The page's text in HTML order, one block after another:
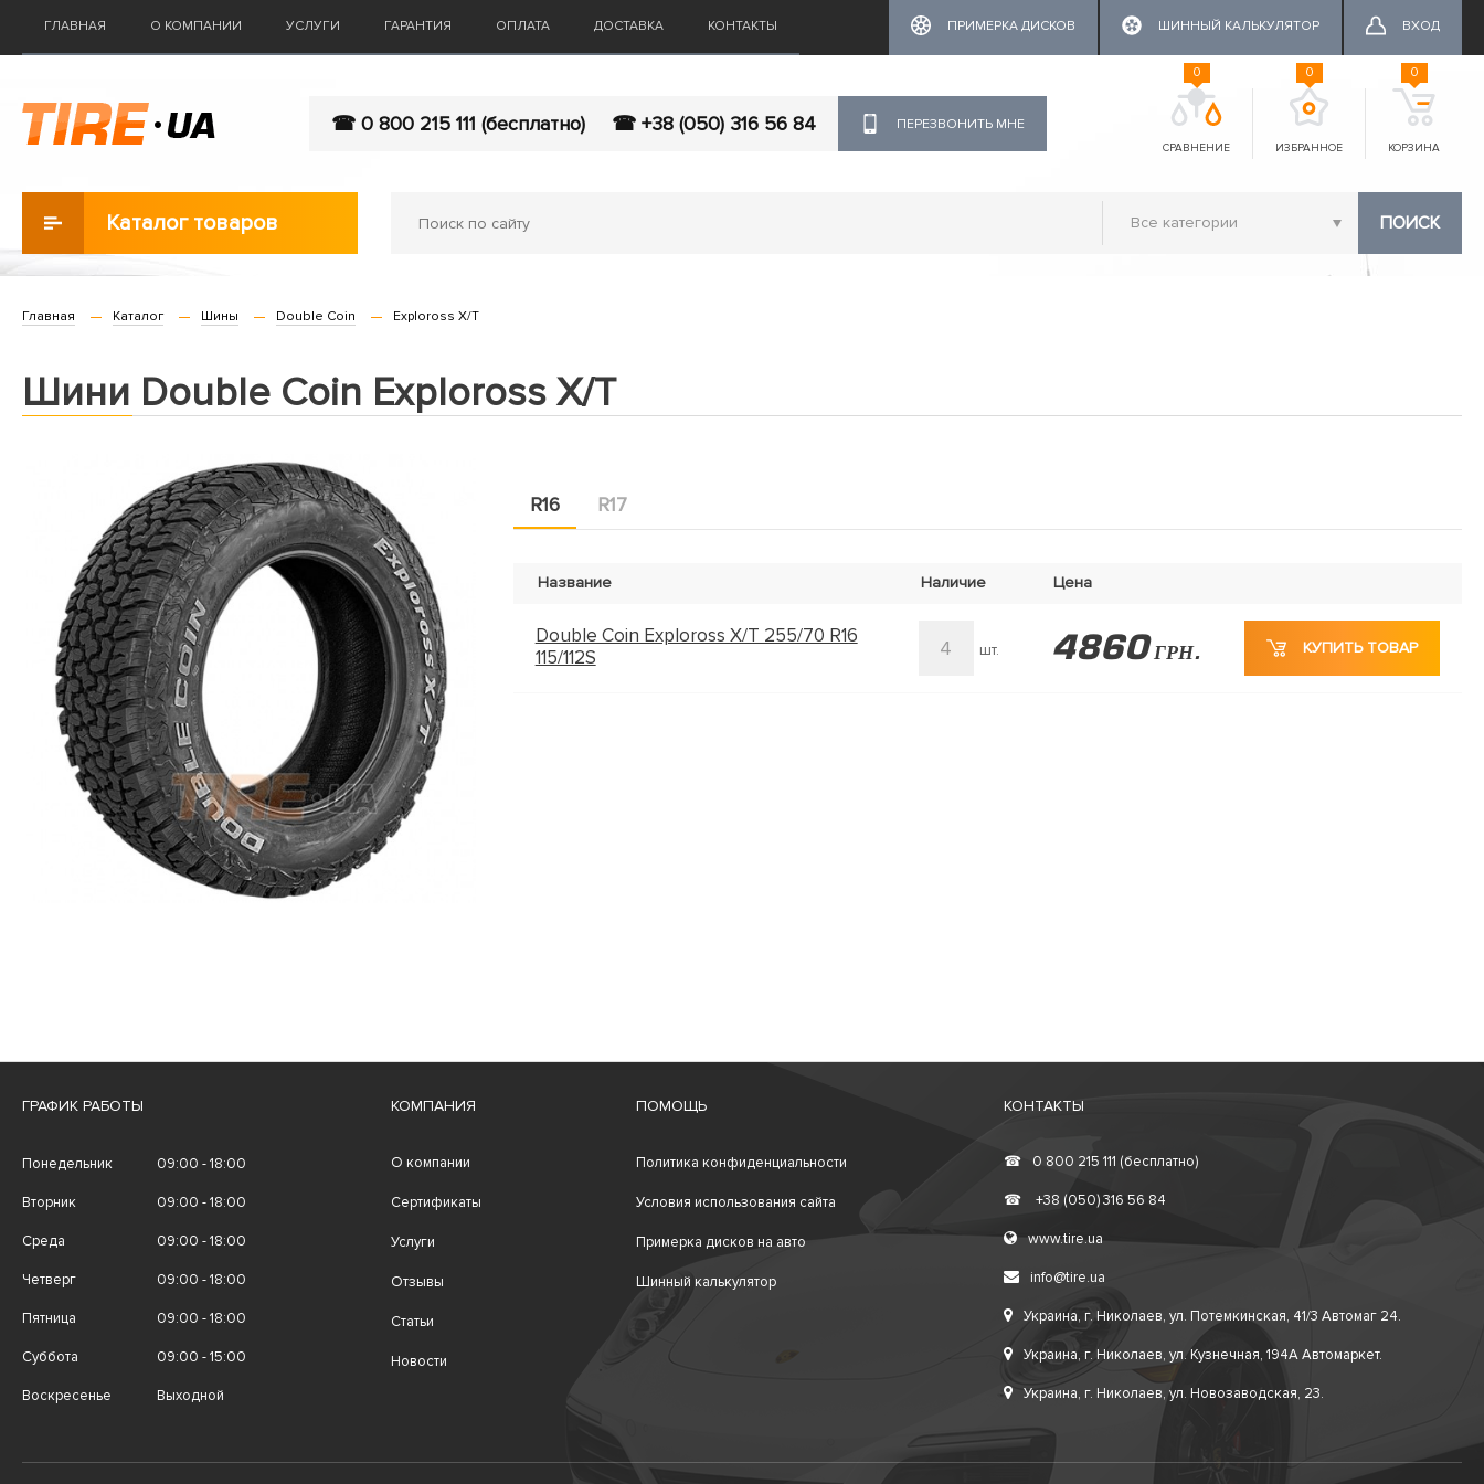
ГЛАВНАЯ О КОМПАНИИ УСЛУГИ ГАРАНТИЯ ОПЛАТА ДОСТАВКА КОНТАКТЫ ПРИМЕРКА ДИСКОВ ШИННЫЙ КАЛЬКУЛЯТОР ВХОД
☎ 0 800 215 111 (бесплатно) ☎ +38 (050) 316 56 84 ПЕРЕЗВОНИТЬ МНЕ
СРАВНЕНИЕ
0
ИЗБРАННОЕ
0
КОРЗИНА
0
Каталог товаров ПОИСК
Главная Каталог Шины Double Coin Exploross X/T
Шини Double Coin Exploross X/T
R16 R17
Название Наличие Цена
Double Coin Exploross X/T 255/70 R16
115/112S
4 шт. 4860 ГРН. КУПИТЬ ТОВАР
ГРАФИК РАБОТЫ
Понедельник 09:00 - 18:00
Вторник 09:00 - 18:00
Среда 09:00 - 18:00
Четверг 09:00 - 18:00
Пятница 09:00 - 18:00
Суббота 09:00 - 15:00
Воскресенье Выходной
КОМПАНИЯ
О компании
Сертификаты
Услуги
Отзывы
Статьи
Новости
ПОМОЩЬ
Политика конфиденциальности
Условия использования сайта
Примерка дисков на авто
Шинный калькулятор
КОНТАКТЫ
☎ 0 800 215 111 (бесплатно)
☎ +38 (050) 316 56 84
www.tire.ua
info@tire.ua
Украина, г. Николаев, ул. Потемкинская, 41/3 Автомаг 24.
Украина, г. Николаев, ул. Кузнечная, 194А Автомаркет.
Украина, г. Николаев, ул. Новозаводская, 23.